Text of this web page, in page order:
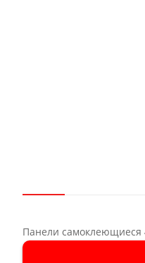
Панели самоклеющиеся